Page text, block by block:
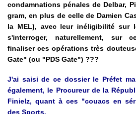
condamnations pénales de Delbar,
gram, en plus de celle de Damien
la MEL), avec leur inéligibilité sur
s'interroger, naturellement, sur
finaliser ces opérations très
Gate" (ou "PDS Gate") ???
J'ai saisi de ce dossier le Préfet
également, le Procureur de la
Finielz, quant à ces "couacs en
des Sports.